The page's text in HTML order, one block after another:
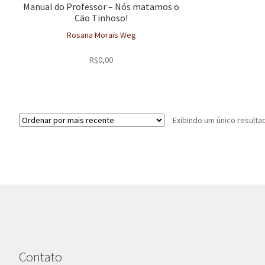
Manual do Professor – Nós matamos o
Cão Tinhoso!
Rosana Morais Weg
R$0,00
Exibindo um único
Contato